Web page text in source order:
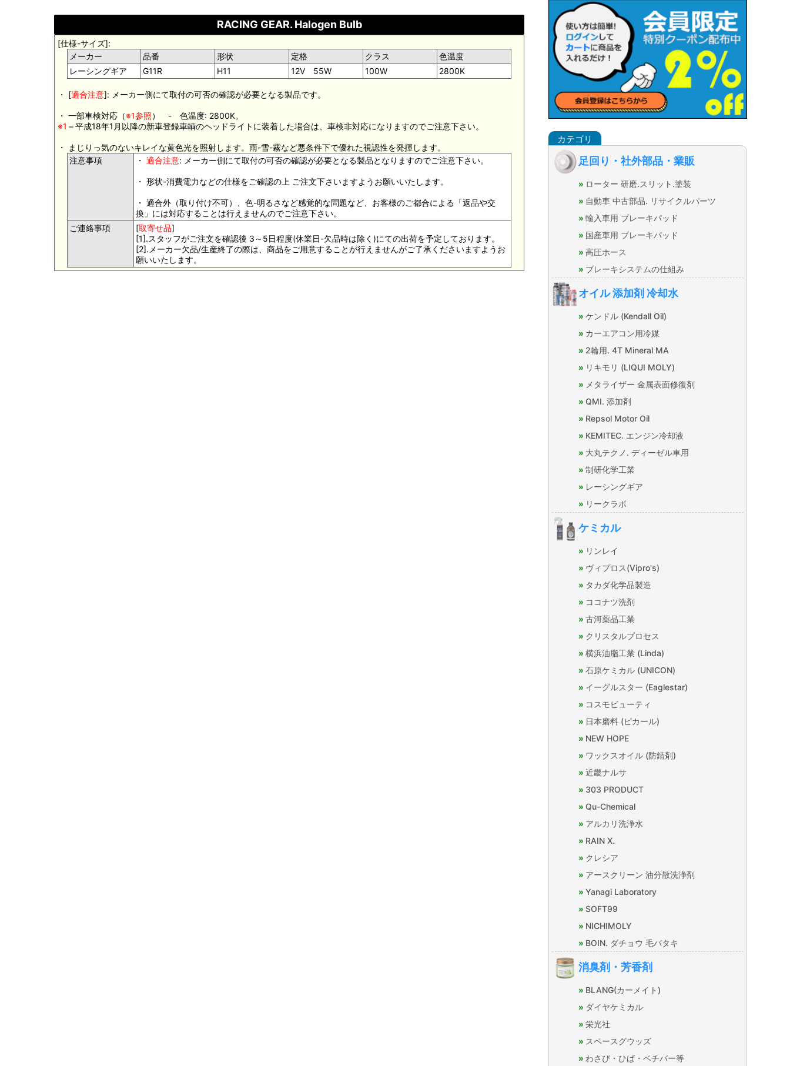
RACING GEAR. Halogen Bulb
[仕様-サイズ]:
メーカー
品番 形状 定格 クラス
色温度
レーシングギア
G11R H11 12V 55W 100W 2800K
・ [適合注意]: メーカー側にて取付の可否の確認が必要となる製品です。
・ 一部車検対応（※1参照） - 色温度: 2800K。
※1 ＝平成18年1月以降の新車登録車輌のヘッドライトに装着した場合は、車検非対応になりますのでご注意下さい。
・ まじりっ気のないキレイな黄色光を照射します。雨-雪-霧など悪条件下で優れた視認性を発揮します。
注意事項
・ 適合注意: メーカー側にて取付の可否の確認が必要となる製品となりますのでご注意下さい。
・ 形状-消費電力などの仕様をご確認の上 ご注文下さいますようお願いいたします。
・ 適合外（取り付け不可）、色-明るさなど感覚的な問題など、お客様のご都合による「返品や交
換」には対応することは行えませんのでご注意下さい。
ご連絡事項
[取寄せ品]
[1].スタッフがご注文を確認後 3～5日程度(休業日-欠品時は除く)にての出荷を予定しております。
[2].メーカー欠品/生産終了の際は、商品をご用意することが行えませんがご了承くださいますようお
願いいたします。
足回り・社外部品・業販
ローター 研磨.スリット.塗装
自動車 中古部品. リサイクルパーツ
輸入車用 ブレーキパッド
国産車用 ブレーキパッド
高圧ホース
ブレーキシステムの仕組み
オイル 添加剤 冷却水
ケンドル (Kendall Oil)
カーエアコン用冷媒
2輪用. 4T Mineral MA
リキモリ (LIQUI MOLY)
メタライザー 金属表面修復剤
QMI. 添加剤
Repsol Motor Oil
KEMITEC. エンジン冷却液
大丸テクノ. ディーゼル車用
制研化学工業
レーシングギア
リークラボ
ケミカル
リンレイ
ヴィプロス(Vipro's)
タカダ化学品製造
ココナツ洗剤
古河薬品工業
クリスタルプロセス
横浜油脂工業 (Linda)
石原ケミカル (UNICON)
イーグルスター (Eaglestar)
コスモビューティ
日本磨料 (ピカール)
NEW HOPE
ワックスオイル (防錆剤)
近畿ナルサ
303 PRODUCT
Qu-Chemical
アルカリ洗浄水
RAIN X.
クレシア
アースクリーン 油分散洗浄剤
Yanagi Laboratory
SOFT99
NICHIMOLY
BOIN. ダチョウ 毛バタキ
消臭剤・芳香剤
BLANG(カーメイト)
ダイヤケミカル
栄光社
スペースグウッズ
わさび・ひば・ベチバー等